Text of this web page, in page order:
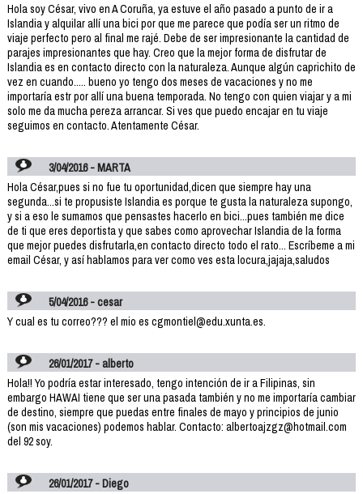
Hola soy César, vivo en A Coruña, ya estuve el año pasado a punto de ir a
Islandia y alquilar allí una bici por que me parece que podía ser un ritmo de
viaje perfecto pero al final me rajé. Debe de ser impresionante la cantidad de
parajes impresionantes que hay. Creo que la mejor forma de disfrutar de
Islandia es en contacto directo con la naturaleza. Aunque algún caprichito de
vez en cuando..... bueno yo tengo dos meses de vacaciones y no me
importaría estr por allí una buena temporada. No tengo con quien viajar y a mi
solo me da mucha pereza arrancar. Si ves que puedo encajar en tu viaje
seguimos en contacto. Atentamente César.
3/04/2016 - MARTA
Hola César,pues si no fue tu oportunidad,dicen que siempre hay una
segunda...si te propusiste Islandia es porque te gusta la naturaleza supongo,
y si a eso le sumamos que pensastes hacerlo en bici...pues también me dice
de ti que eres deportista y que sabes como aprovechar Islandia de la forma
que mejor puedes disfrutarla,en contacto directo todo el rato... Escríbeme a mi
email César, y así hablamos para ver como ves esta locura,jajaja,saludos
5/04/2016 - cesar
Y cual es tu correo??? el mio es cgmontiel@edu.xunta.es.
26/01/2017 - alberto
Hola!! Yo podría estar interesado, tengo intención de ir a Filipinas, sin
embargo HAWAI tiene que ser una pasada también y no me importaría cambiar
de destino, siempre que puedas entre finales de mayo y principios de junio
(son mis vacaciones) podemos hablar. Contacto: albertoajzgz@hotmail.com
del 92 soy.
26/01/2017 - Diego